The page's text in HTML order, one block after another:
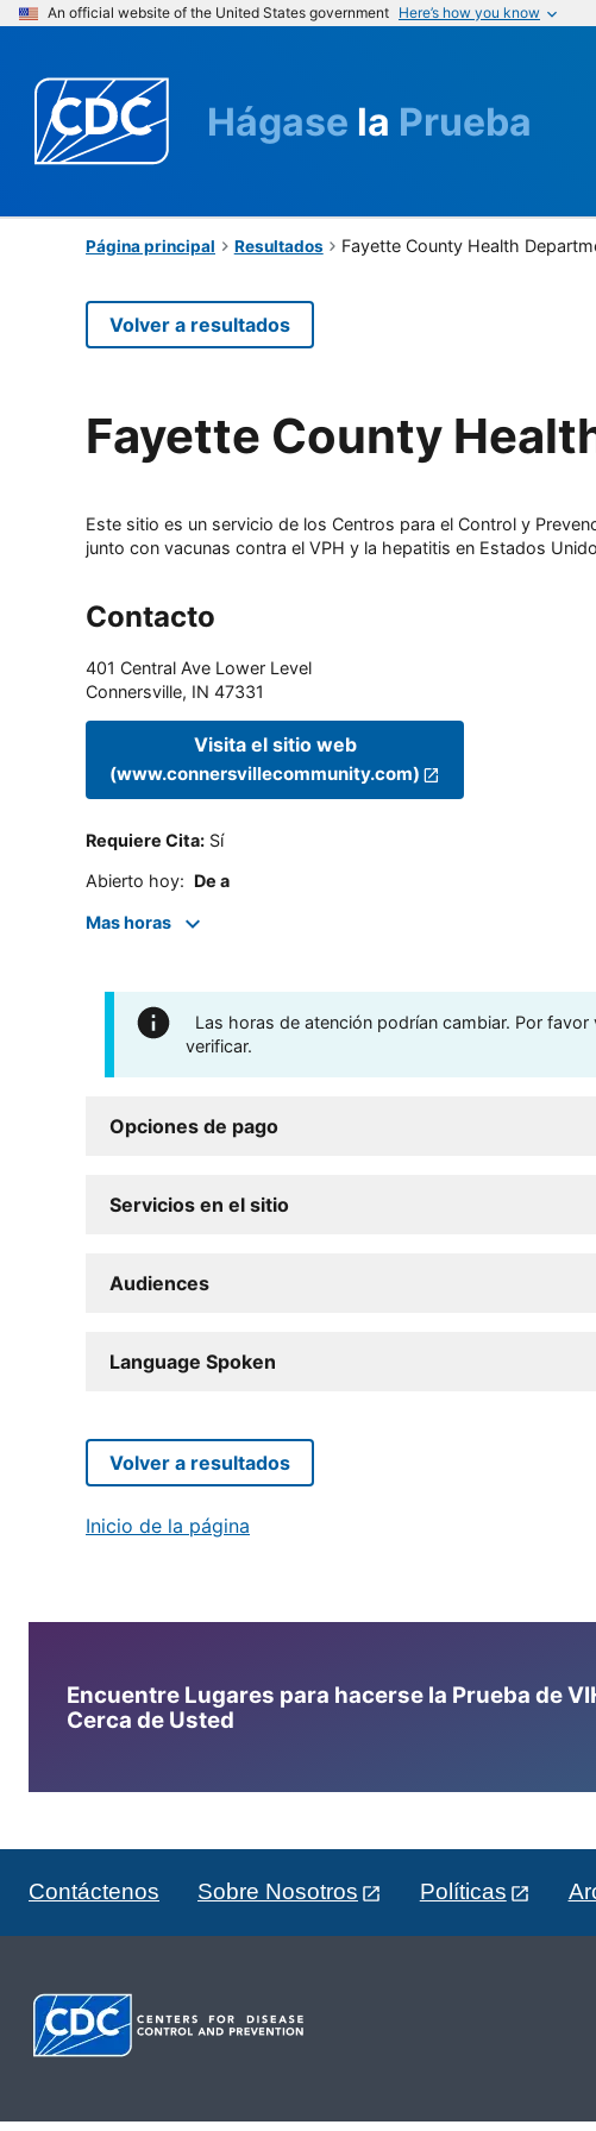
An official website of the United States government Here’s how you know
Hágase la Prueba
Página principal Resultados Fayette County Health
Volver a resultados
Fayette County
Este sitio es un servicio de los Centros para el Control y
junto con vacunas contra el VPH y la hepatitis en Estados
Contacto
401 Central Ave Lower Level
Connersville, IN 47331
Visita el sitio web
(www.connersvillecommunity.com)
Requiere Cita: Sí
Abierto hoy: De a
Mas horas
Las horas de atención podrían cambiar. Por
verificar.
Opciones de pago
Servicios en el sitio
Audiences
Language Spoken
Volver a resultados
Inicio de la página
Encuentre Lugares para hacerse la Prueba de
Cerca de Usted
Contáctenos Sobre Nosotros Políticas